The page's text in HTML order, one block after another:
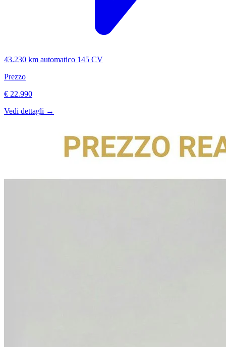
43.230 km automatico 145 CV
Prezzo
€ 22.990
Vedi dettagli →